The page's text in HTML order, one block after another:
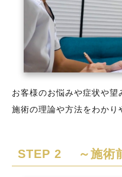
お客様のお悩みや症状や望
施術の理論や方法をわかり
STEP 2 ～施術